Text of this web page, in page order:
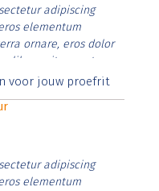
adipiscing
elementum
ornare, eros dolor
libero vitae erat.
id rutrum lorem
voor jouw proefrit
adipiscing
elementum